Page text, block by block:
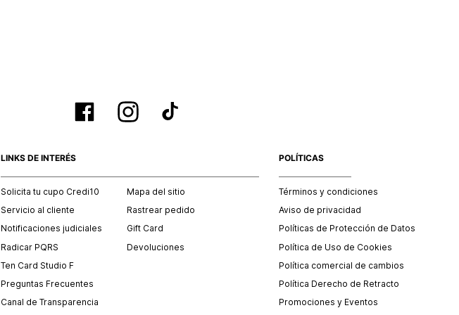
LINKS DE INTERÉS
Solicita tu cupo Credi10
Servicio al cliente
Notificaciones judiciales
Radicar PQRS
Ten Card Studio F
Preguntas Frecuentes
Canal de Transparencia
Mapa del sitio
Rastrear pedido
Gift Card
Devoluciones
POLÍTICAS
Términos y condiciones
Aviso de privacidad
Políticas de Protección de Datos
Política de Uso de Cookies
Política comercial de cambios
Política Derecho de Retracto
Promociones y Eventos